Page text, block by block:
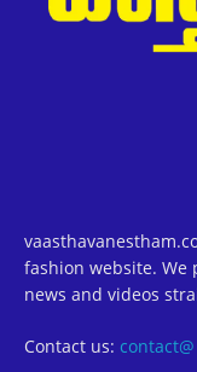
fashion website.
news and videos
Contact us: